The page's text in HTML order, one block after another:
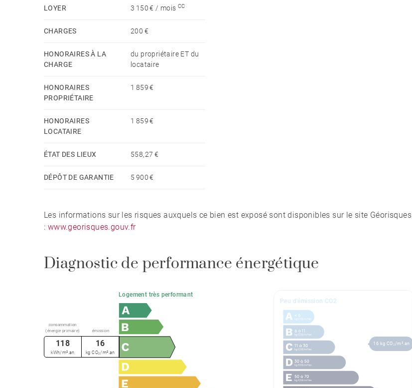
LOYER 3 150 € / mois CC
CHARGES 200 €
HONORAIRES À LA
CHARGE
du propriétaire ET du
locataire
HONORAIRES
PROPRIÉTAIRE
1 859 €
HONORAIRES
LOCATAIRE
1 859 €
ÉTAT DES LIEUX 558,27 €
DÉPÔT DE GARANTIE 5 900 €
Les informations sur les risques auxquels ce bien est exposé sont disponibles sur le site Géorisques
: www.georisques.gouv.fr
Diagnostic de performance énergétique
Logement très performant
consommation
(énergie primaire)
émission
118
kWh/m².an
16
kg CO₂/m².an
Peu d'émission CO2
16 kg CO₂/m².an